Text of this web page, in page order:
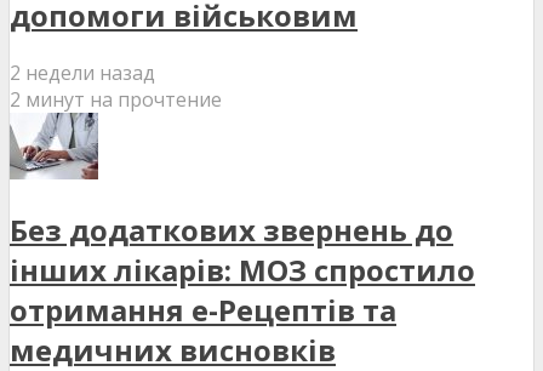
допомоги військовим
2 недели назад
2 минут на прочтение
Без додаткових звернень до
інших лікарів: МОЗ спростило
отримання е-Рецептів та
медичних висновків